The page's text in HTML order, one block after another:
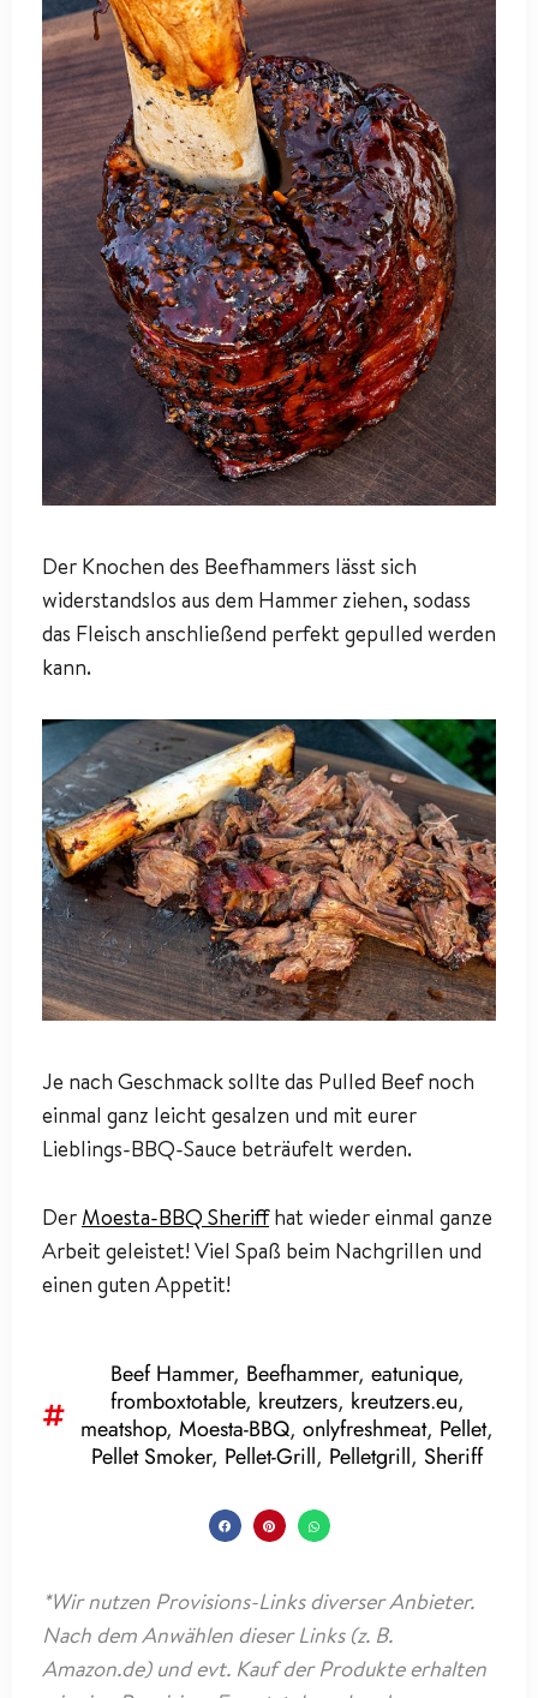
Der Knochen des Beefhammers lässt sich
widerstandslos aus dem Hammer ziehen, sodass
das Fleisch anschließend perfekt gepulled werden
kann.
Je nach Geschmack sollte das Pulled Beef noch
einmal ganz leicht gesalzen und mit eurer
Lieblings-BBQ-Sauce beträufelt werden.
Der Moesta-BBQ Sheriffhat wieder einmal ganze
Arbeit geleistet! Viel Spaß beim Nachgrillen und
einen guten Appetit!
Beef Hammer, Beefhammer, eatunique,
fromboxtotable, kreutzers, kreutzers.eu,
meatshop, Moesta-BBQ, onlyfreshmeat, Pellet,
Pellet Smoker, Pellet-Grill, Pelletgrill, Sheriff
*Wir nutzen Provisions-Links diverser Anbieter.
Nach dem Anwählen dieser Links (z. B.
Amazon.de) und evt. Kauf der Produkte erhalten